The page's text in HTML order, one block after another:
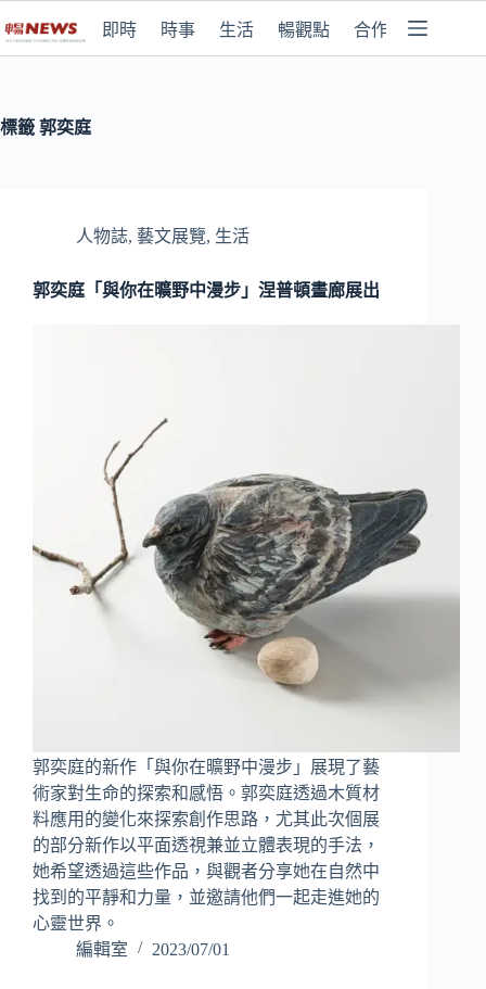
即時 時事 生活 暢觀點 合作媒體
標籤 郭奕庭
人物誌, 藝文展覽, 生活
郭奕庭「與你在曠野中漫步」涅普頓畫廊展出
郭奕庭的新作「與你在曠野中漫步」展現了藝
術家對生命的探索和感悟。郭奕庭透過木質材
料應用的變化來探索創作思路，尤其此次個展
的部分新作以平面透視兼並立體表現的手法，
她希望透過這些作品，與觀者分享她在自然中
找到的平靜和力量，並邀請他們一起走進她的
心靈世界。
編輯室
2023/07/01